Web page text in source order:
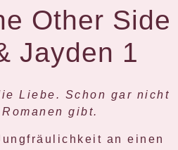
Other Side
Jayden 1
Liebe. Schon gar nicht
gibt.
an einen